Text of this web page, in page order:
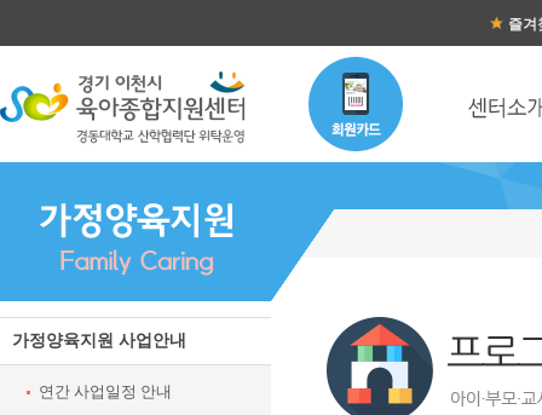
즐겨
가정양육지원 사업안내
연간 사업일정 안내